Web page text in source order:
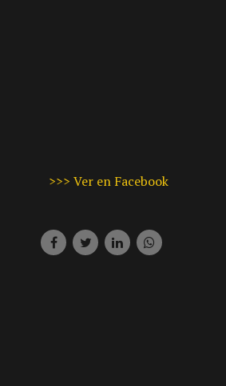
>>> Ver en Facebook